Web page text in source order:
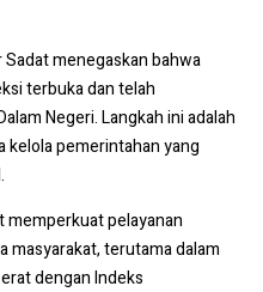
menegaskan bahwa
terbuka dan telah
Negeri. Langkah ini adalah
kelola pemerintahan yang
memperkuat pelayanan
masyarakat, terutama dalam
dengan Indeks